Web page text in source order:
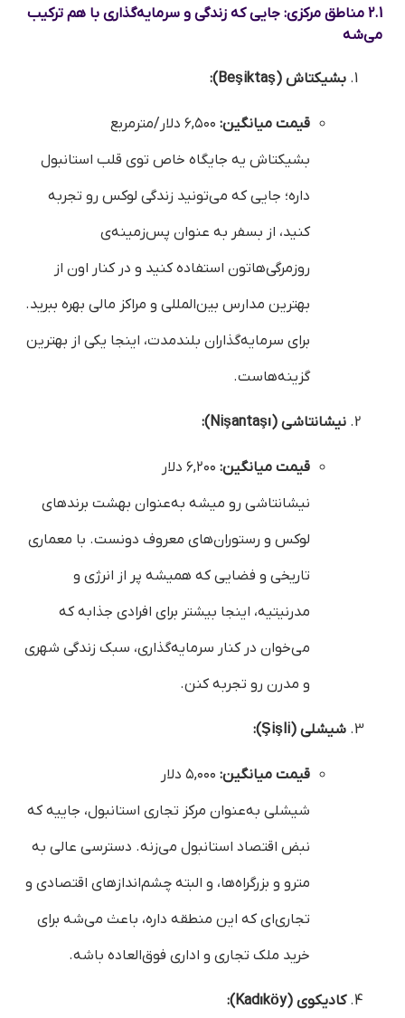
2.1 مناطق مرکزی: جایی که زندگی و سرمایه‌گذاری با هم ترکیب
می‌شه
بشیکتاش (Beşiktaş):
قیمت میانگین:
بشیکتاش یه جایگاه خاص توی قلب استانبول
داره؛ جایی که می‌تونید زندگی لوکس رو تجربه
کنید، از بسفر به عنوان پس‌زمینه‌ی
روزمرگی‌هاتون استفاده کنید و در کنار اون از
بهترین مدارس بین‌المللی و مراکز مالی بهره ببرید.
برای سرمایه‌گذاران بلندمدت، اینجا یکی از بهترین
گزینه‌هاست.
نیشانتاشی (Nişantaşı):
قیمت میانگین:
نیشانتاشی رو میشه به‌عنوان بهشت برندهای
لوکس و رستوران‌های معروف دونست. با معماری
تاریخی و فضایی که همیشه پر از انرژی و
مدرنیتیه، اینجا بیشتر برای افرادی جذابه که
می‌خوان در کنار سرمایه‌گذاری، سبک زندگی شهری
و مدرن رو تجربه کنن.
شیشلی (Şişli):
قیمت میانگین:
شیشلی به‌عنوان مرکز تجاری استانبول، جاییه که
نبض اقتصاد استانبول می‌زنه. دسترسی عالی به
مترو و بزرگراه‌ها، و البته چشم‌اندازهای اقتصادی و
تجاری‌ای که این منطقه داره، باعث می‌شه برای
خرید ملک تجاری و اداری فوق‌العاده باشه.
کادیکوی (Kadıköy):